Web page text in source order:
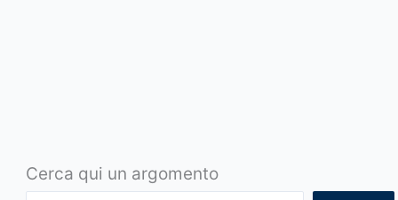
Cerca qui un argomento